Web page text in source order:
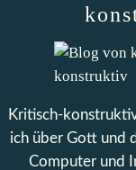
Kritisch-
ich über Gott und
Computer und